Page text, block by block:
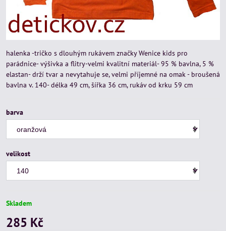
halenka -tričko s dlouhým rukávem značky Wenice kids pro
parádnice- výšivka a flitry-velmi kvalitní materiál- 95 % bavlna, 5 %
elastan- drží tvar a nevytahuje se, velmi příjemné na omak - broušená
bavlna v. 140- délka 49 cm, šířka 36 cm, rukáv od krku 59 cm
barva
velikost
Skladem
285 Kč